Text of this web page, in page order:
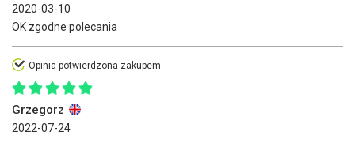
2020-03-10
OK zgodne polecania
Opinia potwierdzona zakupem
Grzegorz
2022-07-24